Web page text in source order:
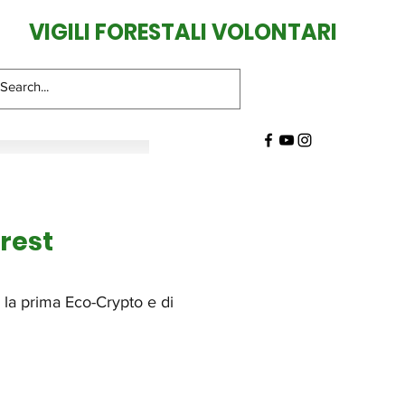
VIGILI FORESTALI VOLONTARI
prima Eco-Crypto e di